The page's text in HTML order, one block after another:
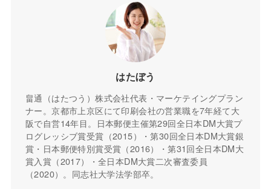
はたぼう
畠通（はたつう）株式会社代表・マーケテイングプラン
ナー。京都市上京区にて印刷会社の営業職を7年経て大
阪で自営14年目。日本郵便主催第29回全日本DM大賞プ
ログレッシブ賞受賞（2015）・第30回全日本DM大賞銀
賞・日本郵便特別賞受賞（2016）・第31回全日本DM大
賞入賞（2017）・全日本DM大賞二次審査委員
（2020）。同志社大学法学部卒。